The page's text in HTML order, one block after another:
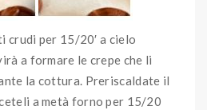
crudi per 15/20′ a cielo
a formare le crepe che li
la cottura. Preriscaldate il
a metà forno per 15/20